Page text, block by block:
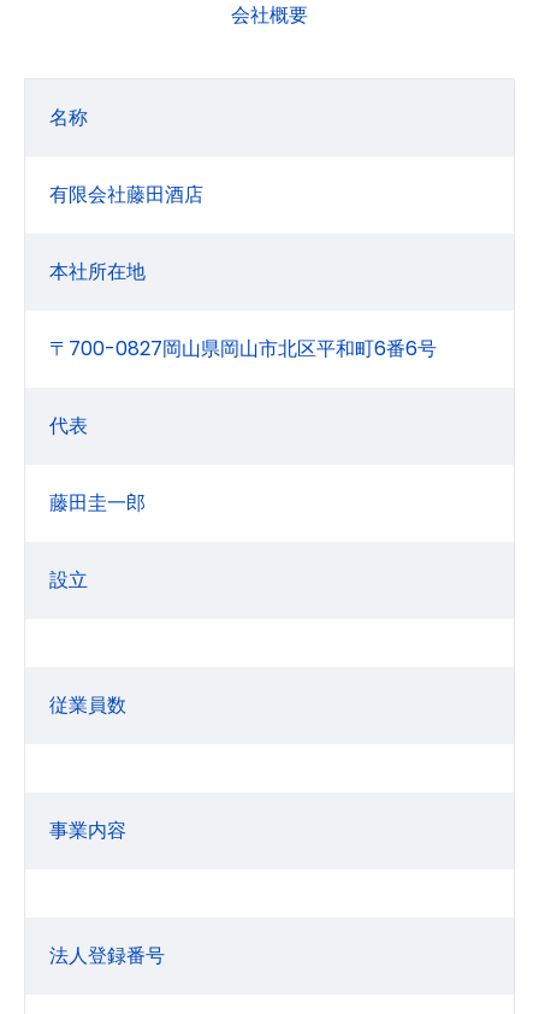
会社概要
名称
有限会社藤田酒店
本社所在地
〒700-0827岡山県岡山市北区平和町6番6号
代表
藤田圭一郎
設立
従業員数
事業内容
法人登録番号